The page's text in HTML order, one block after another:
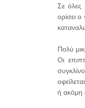
Σε όλες
ορίσει
Πολύ
Οι
ή ακόμη